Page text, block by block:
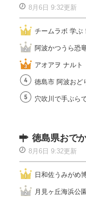
8月6日 9:32更新
チームラボ 学ぶ
阿波かつうら恐
アオアヲ ナルト
徳島市 阿波おど
穴吹川で手ぶら
徳島県おで
8月6日 9:32更新
日和佐うみがめ
月見ヶ丘海浜公園